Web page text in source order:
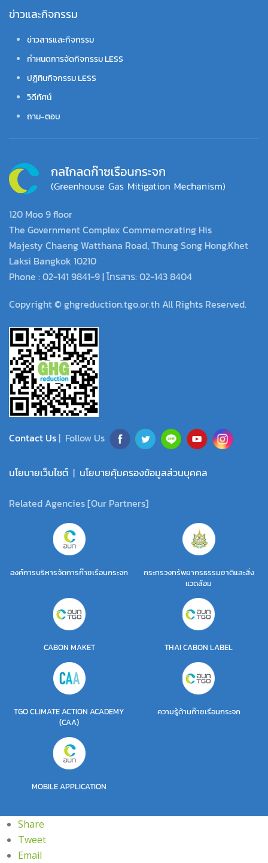
ข่าวและกิจกรรม
ข่าวสารและกิจกรรม
กำหนดการจัดกิจกรรม LESS
ปฏิทินกิจกรรม LESS
วิดีทัศน์
ถาม-ตอบ
120 Moo 9 floor
The Government Complex Commemorating His
Majesty Chaeng Watthana Road, Thung Song Hong,Khet
Laksi Bangkok 10210
Phone : 02-141 9841-9 | โทรสาร: 02-143 8404
Copyright © ghgreduction.tgo.or.th All Rights Reserved.
Contact Us| Follow Us
นโยบายเว็บไซต์ | นโยบายคุ้มครองข้อมูลส่วนบุคคล
Related Agencies [Our Partners]
องค์การบริหารจัดการก๊าซเรือนกระจก
กระทรวงทรัพยากรธรรมชาติและสิ่ง
แวดล้อม
CABON MAKET THAI CABON LABEL
TGO CLIMATE ACTION ACADEMY
(CAA)
ความรู้ด้านก๊าซเรือนกระจก
MOBILE APPLICATION
Share
Tweet
Email